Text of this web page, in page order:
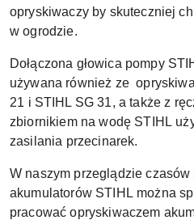
opryskiwaczy by skuteczniej
w ogrodzie.
Dołączona głowica pompy
używana również ze
21 i STIHL SG 31, a także z
zbiornikiem na wodę STIHL
zasilania przecinarek.
W naszym przeglądzie czasów
akumulatorów STIHL można
pracować opryskiwaczem